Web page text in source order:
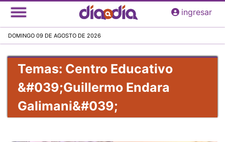
Pasar
al
principal
ingresar
DOMINGO 09 DE AGOSTO DE 2026
Temas: Centro Educativo
&#039;Guillermo Endara
Galimani&#039;